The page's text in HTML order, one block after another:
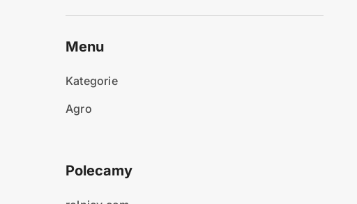
Menu
Kategorie
Agro
Polecamy